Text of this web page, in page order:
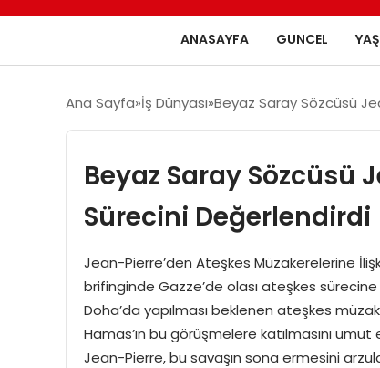
ANASAYFA GUNCEL
Ana Sayfa İş Dünyası Beyaz Saray Sözcüsü
Beyaz Saray Sözcüsü
Sürecini Değerlendirdi
Jean-Pierre’den Ateşkes Müzakerelerine
brifinginde Gazze’de olası ateşkes
Doha’da yapılması beklenen ateşkes
Hamas’ın bu görüşmelere katılmasını
Jean-Pierre, bu savaşın sona ermesini